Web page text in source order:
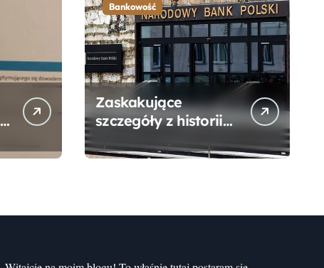
Bankowość
Zaskakujące
szczegóły z historii
Narodowego Banku